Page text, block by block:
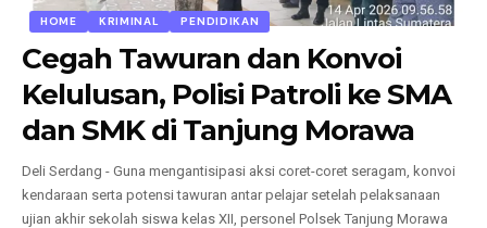
HOME KRIMINAL PENDIDIKAN
Cegah Tawuran dan Konvoi
Kelulusan, Polisi Patroli ke SMA
dan SMK di Tanjung Morawa
Deli Serdang - Guna mengantisipasi aksi coret-coret seragam, konvoi
kendaraan serta potensi tawuran antar pelajar setelah pelaksanaan
ujian akhir sekolah siswa kelas XII, personel Polsek Tanjung Morawa